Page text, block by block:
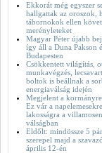
Ekkorát még egyszer
hallgattak az oroszok,
tábornokok ellen
merényleteket
Magyar Péter újabb
így áll a Duna Pakson
Budapesten
Csökkentett világítás,
munkavégzés,
boltok is beállnak a
energiaválság idején
Megjelent a
Ez vár a
lakosságra a
válságban
Eldőlt: mindössze 5
szerepel majd a
április 12-én